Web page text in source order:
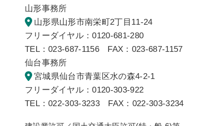
山形事務所
山形県山形市南栄町2丁目11-24
フリーダイヤル：0120-681-280
TEL：023-687-1156 FAX：023-687-1157
仙台事務所
宮城県仙台市青葉区水の森4-2-1
フリーダイヤル：0120-303-922
TEL：022-303-3233 FAX：022-303-3234